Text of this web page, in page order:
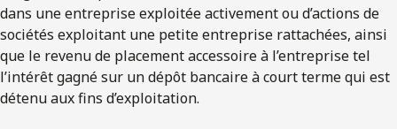
dans une entreprise exploitée activement ou d’actions de
sociétés exploitant une petite entreprise rattachées, ainsi
que le revenu de placement accessoire à l’entreprise tel
l’intérêt gagné sur un dépôt bancaire à court terme qui est
détenu aux fins d’exploitation.